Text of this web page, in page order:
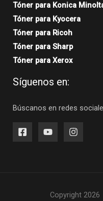
Tóner para Konica
Tóner para Kyocera
Tóner para Ricoh
Tóner para Sharp
Tóner para Xerox
Síguenos en:
Búscanos en redes
Copyright 2026